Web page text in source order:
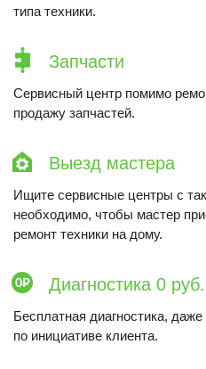
типа техники.
Запчасти
Сервисный центр помимо
продажу запчастей.
Выезд мастера
Ищите сервисные центры с
необходимо, чтобы мастер
ремонт техники на дому.
Диагностика 0 руб.
Бесплатная диагностика,
по инициативе клиента.